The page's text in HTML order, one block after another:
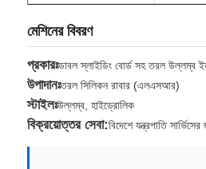
মেশিনের বিবরণ
প্রকারঃডাবল স্লাইডিং বোর্ড সহ তরল উল্লম্ব
উপাদানঃতরল সিলিকন রাবার (এলএসআর)
স্টাইলঃউল্লম্ব, হাইড্রোলিক
বিক্রয়োত্তর সেবা:বিদেশে যন্ত্রপাতি